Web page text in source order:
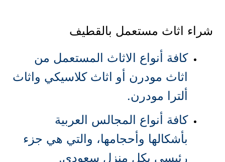
شراء اثاث مستعمل بالقطيف
كافة أنواع الاثاث المستعمل من
اثاث مودرن أو اثاث كلاسيكي واثاث
ألترا مودرن.
كافة أنواع المجالس العربية
بأشكالها وأحجامها، والتي هي جزء
رئيسي بكل منزل سعودي.